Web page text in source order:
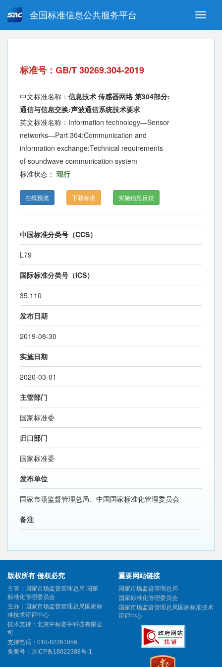
Toggle
全国标准信息公共服务平台
强制性国家标准 推荐性国家标准
指导性技术文件 (National standards in foreign
language version)
标准号：GB/T 30269.304-2019
中文标准名称： 信息技术 传感器网络 第304部分:
通信与信息交换:声波通信系统技术要求
英文标准名称：Information technology—Sensor
networks—Part 304:Communication and
information exchange:Technical requirements
of soundwave communication system
标准状态： 现行
在线预览 下载标准 实施信息反馈
中国标准分类号（CCS）
L79
国际标准分类号（ICS）
35.110
发布日期
2019-08-30
实施日期
2020-03-01
主管部门
国家标准委
归口部门
国家标准委
发布单位
国家市场监督管理总局、中国国家标准化管理委员会
备注
版权所有 侵权必究
主管：国家市场监督管理总局 国家
标准化管理委员会
主办：国家市场监督管理总局国家标
准技术审评中心
技术支持：北京中标赛宇科技有限公
司
支持电话：010-82261056
备案号： 京ICP备18022388号-1
重要网站链接
国家市场监督管理总局
国家标准化管理委员会
国家市场监督管理总局国家标准技术
审评中心